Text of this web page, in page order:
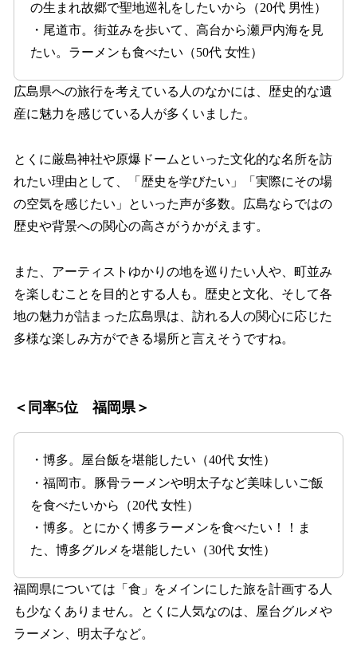
の生まれ故郷で聖地巡礼をしたいから（20代 男性）
・尾道市。街並みを歩いて、高台から瀬戸内海を見
たい。ラーメンも食べたい（50代 女性）
広島県への旅行を考えている人のなかには、歴史的な遺
産に魅力を感じている人が多くいました。
とくに厳島神社や原爆ドームといった文化的な名所を訪
れたい理由として、「歴史を学びたい」「実際にその場
の空気を感じたい」といった声が多数。広島ならではの
歴史や背景への関心の高さがうかがえます。
また、アーティストゆかりの地を巡りたい人や、町並み
を楽しむことを目的とする人も。歴史と文化、そして各
地の魅力が詰まった広島県は、訪れる人の関心に応じた
多様な楽しみ方ができる場所と言えそうですね。
＜同率5位 福岡県＞
・博多。屋台飯を堪能したい（40代 女性）
・福岡市。豚骨ラーメンや明太子など美味しいご飯
を食べたいから（20代 女性）
・博多。とにかく博多ラーメンを食べたい！！ま
た、博多グルメを堪能したい（30代 女性）
福岡県については「食」をメインにした旅を計画する人
も少なくありません。とくに人気なのは、屋台グルメや
ラーメン、明太子など。